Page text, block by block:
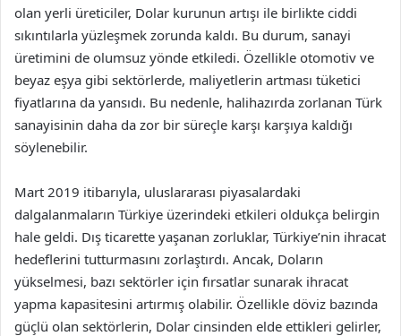
olan yerli üreticiler, Dolar kurunun artışı ile birlikte ciddi
sıkıntılarla yüzleşmek zorunda kaldı. Bu durum, sanayi
üretimini de olumsuz yönde etkiledi. Özellikle otomotiv ve
beyaz eşya gibi sektörlerde, maliyetlerin artması tüketici
fiyatlarına da yansıdı. Bu nedenle, halihazırda zorlanan Türk
sanayisinin daha da zor bir süreçle karşı karşıya kaldığı
söylenebilir.
Mart 2019 itibarıyla, uluslararası piyasalardaki
dalgalanmaların Türkiye üzerindeki etkileri oldukça belirgin
hale geldi. Dış ticarette yaşanan zorluklar, Türkiye’nin ihracat
hedeflerini tutturmasını zorlaştırdı. Ancak, Doların
yükselmesi, bazı sektörler için fırsatlar sunarak ihracat
yapma kapasitesini artırmış olabilir. Özellikle döviz bazında
güçlü olan sektörlerin, Dolar cinsinden elde ettikleri gelirler,